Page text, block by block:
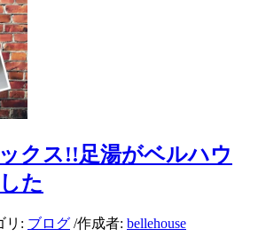
グ
クス!!足湯がベルハウ
た
リ: ブログ /作成者: bellehouse